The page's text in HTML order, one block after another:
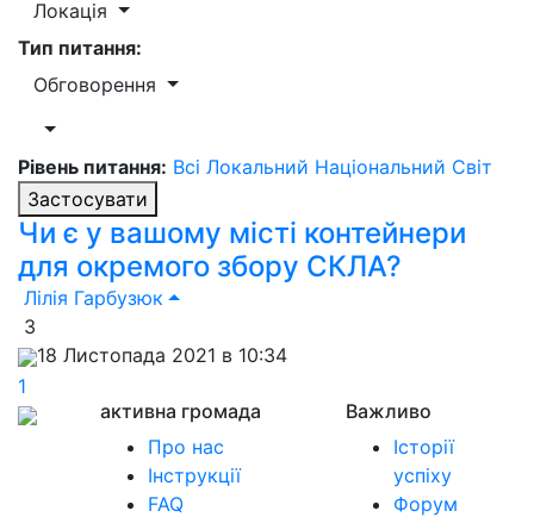
Локація
Тип питання:
Обговорення
Рівень питання: Всі Локальний Національний Світ
Застосувати
Чи є у вашому місті контейнери
для окремого збору СКЛА?
Лілія Гарбузюк
3
18 Листопада 2021 в 10:34
1
активна громада
Про нас
Інструкції
FAQ
Важливо
Історії
успіху
Форум